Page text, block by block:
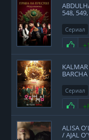
548,
Сериал
Сериал
ALISA
/ AJAL